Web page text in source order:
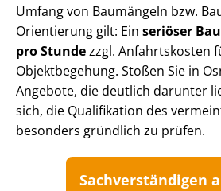
Umfang von Baumängeln bzw.
Orientierung gilt: Ein seriöser
pro Stundezzgl. Anfahrtskosten
Objektbegehung. Stoßen Sie in
Angebote, die deutlich darunter
sich, die Qualifikation des
besonders gründlich zu prüfen.
Sach­ver­stän­di­gen